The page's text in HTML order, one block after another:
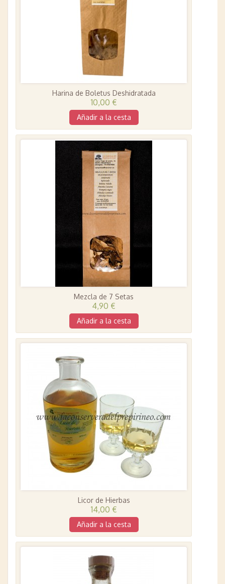
Harina de Boletus Deshidratada
10,00 €
Añadir a la cesta
Mezcla de 7 Setas
4,90 €
Añadir a la cesta
Licor de Hierbas
14,00 €
Añadir a la cesta